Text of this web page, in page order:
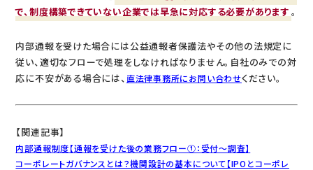
で、制度構築できていない企業では早急に対応する必要があります 。
内部通報を受けた場合には公益通報者保護法やその他の法規定に
従い、適切なフローで処理をしなければなりません。自社のみでの対
応に不安がある場合には、 直法律事務所にお問い合わせください。
【関連記事】
内部通報制度【通報を受けた後の業務フロー①：受付～調査】
コーポレートガバナンスとは？機関設計の基本について【IPOとコーポレ